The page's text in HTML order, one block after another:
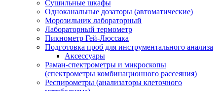
Сушильные шкафы
Одноканальные дозаторы (автоматические)
Морозильник лабораторный
Лабораторный термометр
Пикнометр Гей-Люссака
Подготовка проб для инструментального анализа
Аксессуары
Раман-спектрометры и микроскопы
(спектрометры комбинационного рассеяния)
Респирометры (анализаторы клеточного